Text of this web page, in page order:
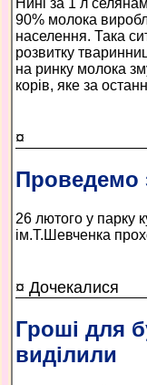
Нині за 1 л
90% молока
населення. Така
розвитку
на ринку молока
корів, яке за
¤
Проведемо
26 лютого у парку
ім.Т.Шевченка
¤ Дочекалися
Гроші для
виділили